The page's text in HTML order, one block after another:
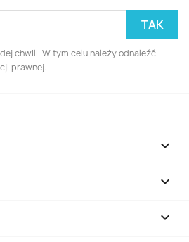
chwili. W tym celu należy odnaleźć
prawnej.


